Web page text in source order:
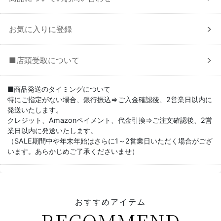
お気に入りに登録
■店頭受取について
■商品発送のタイミングについて
特にご指定がない場合、銀行振込⇒ご入金確認後、2営業日以内に
発送いたします。
クレジット、Amazonペイメント、代金引換⇒ご注文確認後、2営
業日以内に発送いたします。
（SALE期間中や年末年始はさらに1～2営業日いただく場合がござ
います。あらかじめご了承くださいませ）
おすすめアイテム